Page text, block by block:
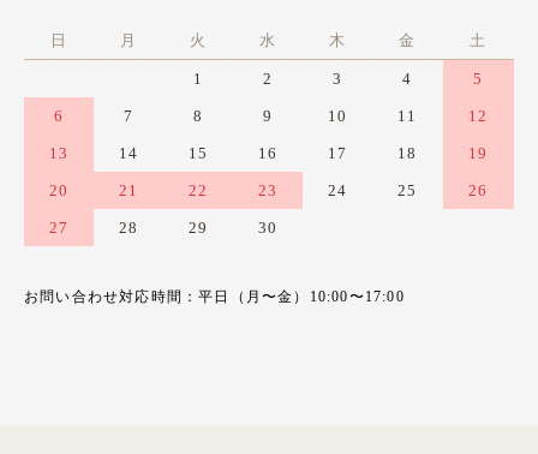
日 月 火 水 木 金 土
1 2 3 4 5
6 7 8 9 10 11 12
13 14 15 16 17 18 19
20 21 22 23 24 25 26
27 28 29 30
お問い合わせ対応時間：平日（月〜金）10:00〜17:00